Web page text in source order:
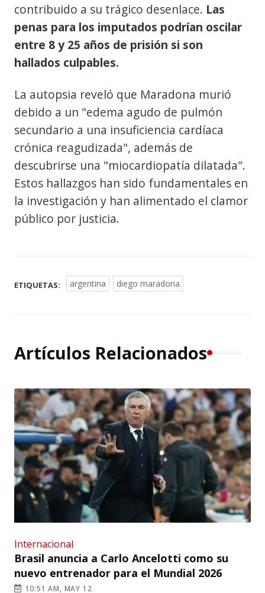
contribuido a su trágico desenlace. Las
penas para los imputados podrían oscilar
entre 8 y 25 años de prisión si son
hallados culpables.
La autopsia reveló que Maradona murió
debido a un "edema agudo de pulmón
secundario a una insuficiencia cardíaca
crónica reagudizada", además de
descubrirse una "miocardiopatía dilatada".
Estos hallazgos han sido fundamentales en
la investigación y han alimentado el clamor
público por justicia.
ETIQUETAS: argentina diego maradona
Artículos Relacionados
Internacional
Brasil anuncia a Carlo Ancelotti como su
nuevo entrenador para el Mundial 2026
10:51 AM, MAY 12